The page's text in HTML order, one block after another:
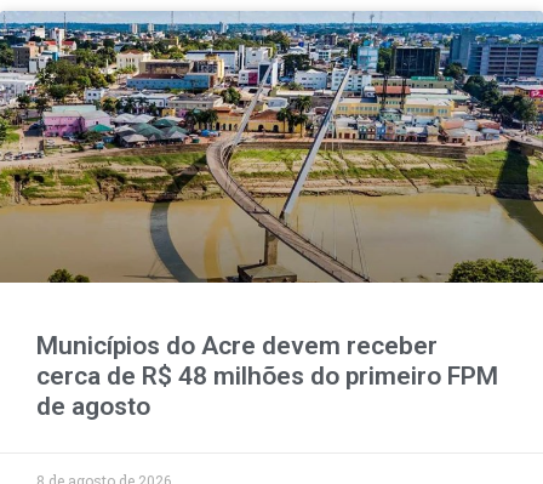
Municípios do Acre devem receber
cerca de R$ 48 milhões do primeiro FPM
de agosto